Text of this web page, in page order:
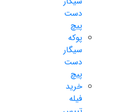
دست
پیچ
پوکه
سیگار
دست
پیچ
خرید
فیله